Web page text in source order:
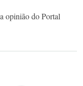
opinião do Portal